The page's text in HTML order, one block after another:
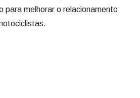
para melhorar o relacionamento